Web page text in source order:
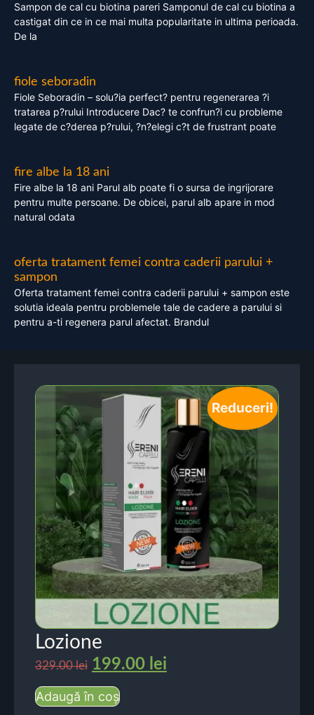
Sampon de cal cu biotina pareri Samponul de cal cu biotina a
castigat din ce in ce mai multa popularitate in ultima perioada.
De la
fiole seboradin
Fiole Seboradin – solu?ia perfect? pentru regenerarea ?i
tratarea p?rului Introducere Dac? te confrun?i cu probleme
legate de c?derea p?rului, ?n?elegi c?t de frustrant poate
fire albe la 18 ani
Fire albe la 18 ani Parul alb poate fi o sursa de ingrijorare
pentru multe persoane. De obicei, parul alb apare in mod
natural odata
oferta tratament femei contra caderii parului +
sampon
Oferta tratament femei contra caderii parului + sampon este
solutia ideala pentru problemele tale de cadere a parului si
pentru a-ti regenera parul afectat. Brandul
Reduceri!
Lozione
329.00lei 199.00 lei
Adaugă în coș